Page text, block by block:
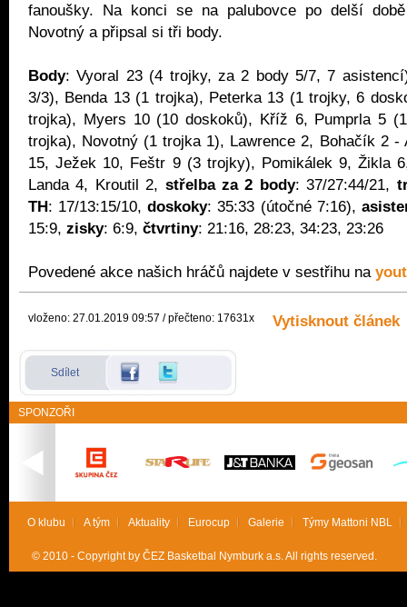
fanoušky. Na konci se na palubovce po delší
Novotný a připsal si tři body.
Body: Vyoral 23 (4 trojky, za 2 body 5/7, 7
3/3), Benda 13 (1 trojka), Peterka 13 (1 trojky, 6
trojka), Myers 10 (10 doskoků), Kříž 6, Pumprla 5
trojka), Novotný (1 trojka 1), Lawrence 2, Bohačík 2 -
15, Ježek 10, Feštr 9 (3 trojky), Pomikálek 9, Žikla
Landa 4, Kroutil 2, střelba za 2 body: 37/27:44/21,
TH: 17/13:15/10,doskoky: 35:33 (útočné 7:16),
15:9, zisky: 6:9, čtvrtiny: 21:16, 28:23, 34:23, 23:26
Povedené akce našich hráčů najdete v sestřihu na
vloženo: 27.01.2019 09:57 / přečteno: 17631x Vytisknout článek
Sdílet
SPONZOŘI
O klubu A tým Aktuality Eurocup Galerie Týmy Mattoni NBL
© 2010 - Copyright by ČEZ Basketbal Nymburk a.s. All rights reserved.